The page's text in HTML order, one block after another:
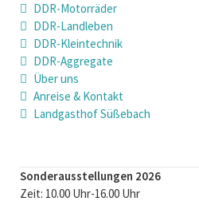
DDR-Motorräder
DDR-Landleben
DDR-Kleintechnik
DDR-Aggregate
Über uns
Anreise & Kontakt
Landgasthof Süßebach
Sonderausstellungen 2026
Zeit: 10.00 Uhr-16.00 Uhr